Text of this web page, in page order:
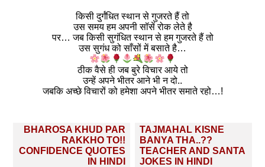
किसी दुर्गंधित स्थान से गुजरते हैं तो
उस समय हम अपनी सॉसें रोक लेते है
पर… जब किसी सुगंधित स्थान से हम गुजरते हैं तो
उस सुगंध को साँसों में बसाते है…
ठीक वैसे ही जब बुरे विचार आये तो
उन्हें अपने भीतर आने भी न दो..
जबकि अच्छे विचारों को हमेशा अपने भीतर समाते रहो…!
Post
navigation
BHAROSA KHUD PAR
RAKKHO TO!!
CONFIDENCE QUOTES
IN HINDI
TAJMAHAL KISNE
BANYA THA..??
TEACHER AND SANTA
JOKES IN HINDI